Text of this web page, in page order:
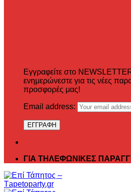
Εγγραφείτε στο
ενημερώνεστε για τις νέες
προσφορές μας!
Email address:
ΓΙΑ ΤΗΛΕΦΩΝΙΚΕΣ